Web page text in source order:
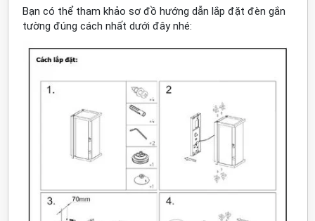
Bạn có thể tham khảo sơ đồ hướng dẫn lắp đặt đèn gắn
tường đúng cách nhất dưới đây nhé: